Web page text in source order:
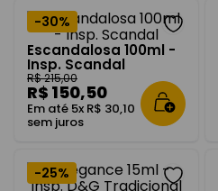
-30%
Escandalosa 100ml -
Insp. Scandal
R$215,00
R$ 150,50
Em até 5x R$ 30,10
sem juros
-25%